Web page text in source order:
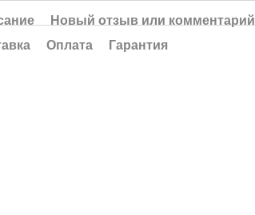
Новый отзыв или комментарий
Оплата Гарантия